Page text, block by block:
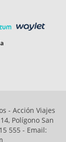
- Acción Viajes
Polígono San
555 - Email: